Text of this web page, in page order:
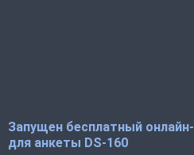
Запущен бесплатный
для анкеты DS-160